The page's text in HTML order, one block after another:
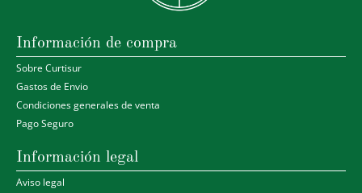
Información de compra
Sobre Curtisur
Gastos de Envio
Condiciones generales de venta
Pago Seguro
Información legal
Aviso legal